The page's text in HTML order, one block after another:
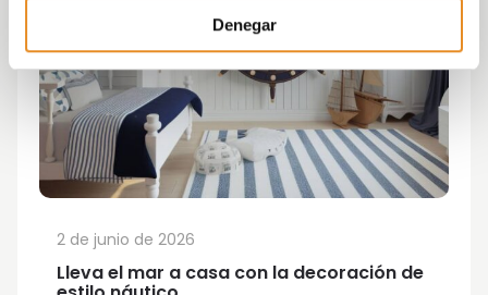
Denegar
Lleva el mar a casa con la decoración de
2 de junio de 2026